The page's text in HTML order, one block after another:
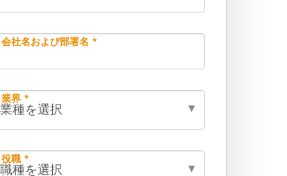
会社名および部署名 *
業界 *
役職 *